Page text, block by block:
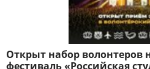
Открыт набор волонтеров
фестиваль «Российская